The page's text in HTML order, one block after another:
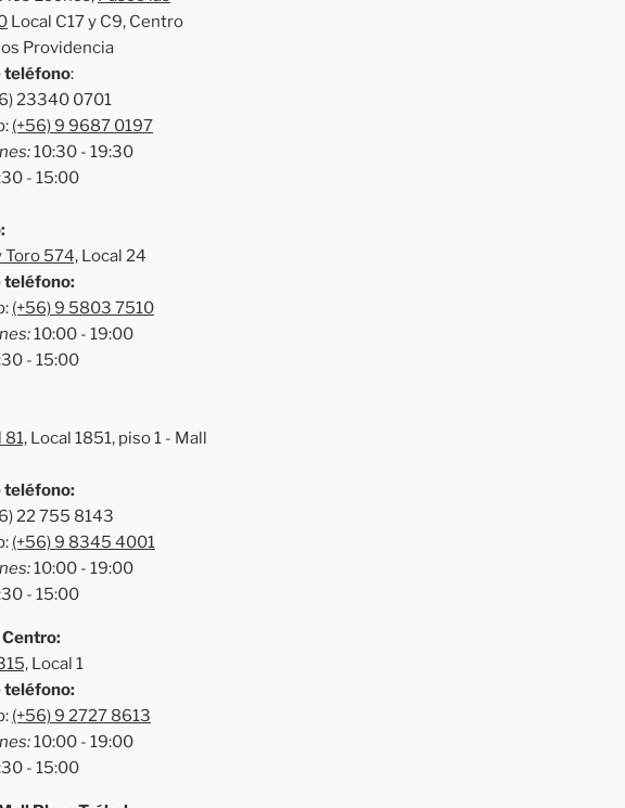
Local C17 y C9, Centro
Providencia
teléfono:
23340 0701
(+56) 9 9687 0197
10:30 - 19:30
- 15:00
Toro 574, Local 24
teléfono:
(+56) 9 5803 7510
10:00 - 19:00
- 15:00
81, Local 1851, piso 1 - Mall
teléfono:
22 755 8143
(+56) 9 8345 4001
10:00 - 19:00
- 15:00
Local 1
teléfono:
(+56) 9 2727 8613
10:00 - 19:00
- 15:00